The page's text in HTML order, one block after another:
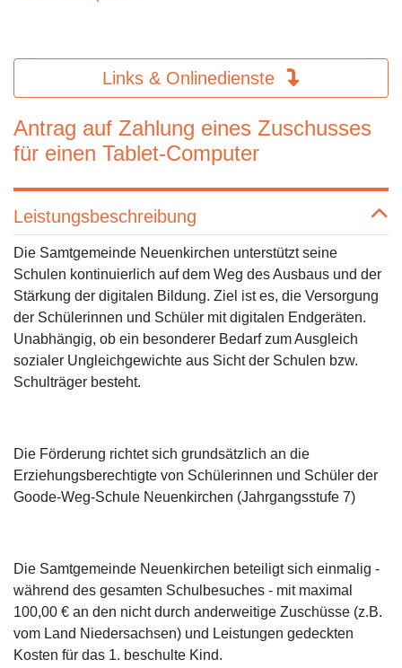
Links & Onlinedienste
Antrag auf Zahlung eines Zuschusses
für einen Tablet-Computer
Leistungsbeschreibung
Die Samtgemeinde Neuenkirchen unterstützt seine
Schulen kontinuierlich auf dem Weg des Ausbaus und der
Stärkung der digitalen Bildung. Ziel ist es, die Versorgung
der Schülerinnen und Schüler mit digitalen Endgeräten.
Unabhängig, ob ein besonderer Bedarf zum Ausgleich
sozialer Ungleichgewichte aus Sicht der Schulen bzw.
Schulträger besteht.
Die Förderung richtet sich grundsätzlich an die
Erziehungsberechtigte von Schülerinnen und Schüler der
Goode-Weg-Schule Neuenkirchen (Jahrgangsstufe 7)
Die Samtgemeinde Neuenkirchen beteiligt sich einmalig -
während des gesamten Schulbesuches - mit maximal
100,00 € an den nicht durch anderweitige Zuschüsse (z.B.
vom Land Niedersachsen) und Leistungen gedeckten
Kosten für das 1. beschulte Kind.